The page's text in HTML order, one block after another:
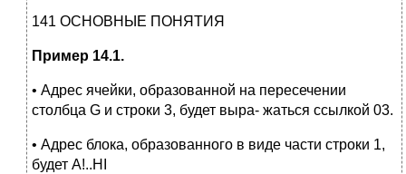
141 ОСНОВНЫЕ ПОНЯТИЯ
Пример 14.1.
• Адрес ячейки, образованной на пересечении
столбца G и строки 3, будет выра- жаться ссылкой 03.
• Адрес блока, образованного в виде части строки 1,
будет A!..HI